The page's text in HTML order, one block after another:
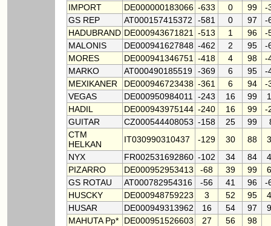
IMPORT
DE000000183066 -633 0 99
-
GS REP
AT000157415372 -581 0 97
-
HADUBRAND DE000943671821 -513 1 96
-
MALONIS
DE000941627848 -462 2 95
-
MORES
DE000941346751 -418 4 98
-
MARKO
AT000490185519 -369 6 95
-
MEXIKANER
DE000946723438 -361 6 94
-
VEGAS
DE000950984011 -243 16 99
HADIL
DE000943975144 -240 16 99
-
GUITAR
CZ000544408053 -158 25 99
CTM
HELKAN
IT030990310437 -129 30 88
NYX
FR002531692860 -102 34 84
PIZARRO
DE000952953413 -68 39 99
GS ROTAU
AT000782954316 -56 41 96
-
HUSCKY
DE000948759223 3 52 95
HUSAR
DE000949313962 16 54 97
MAHUTA Pp*
DE000951526603 27 56
98